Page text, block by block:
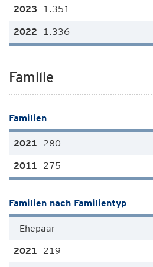
1.351
1.336
Familie
Familien
280
275
Familien nach Familientyp
Ehepaar
219